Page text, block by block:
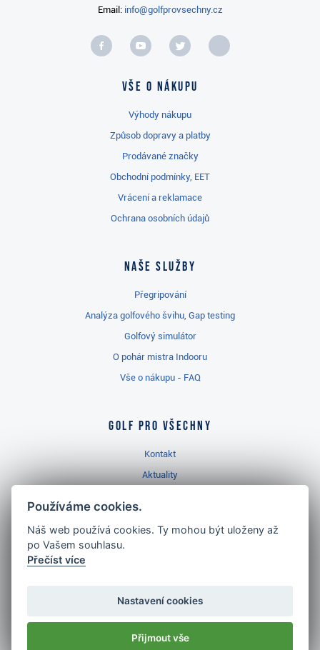
Email: info@golfprovsechny.cz
Vše o nákupu
Výhody nákupu
Způsob dopravy a platby
Prodávané značky
Obchodní podmínky, EET
Vrácení a reklamace
Ochrana osobních údajů
Naše služby
Přegripování
Analýza golfového švihu, Gap testing
Golfový simulátor
O pohár mistra Indooru
Vše o nákupu - FAQ
Golf pro všechny
Kontakt
Aktuality
Golfový slovník
Nejlépe hodnocený
Používáme cookies.
Náš web používá cookies. Ty mohou být uloženy až
po Vašem souhlasu.
Přečíst více
Nastavení cookies
Přijmout vše